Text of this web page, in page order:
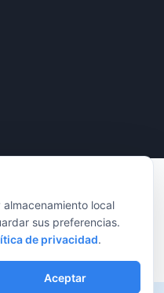
ToupTek Photonics Co.,
local
sus preferencias.
de privacidad.
Aceptar